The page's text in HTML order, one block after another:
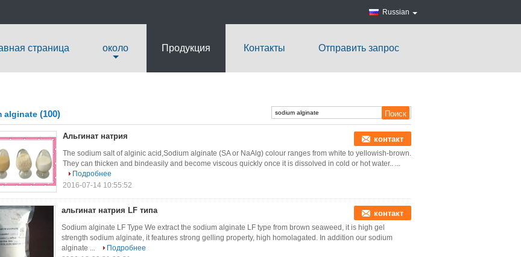
Russian
страница около Продукция Контакты Отправить запрос
alginate (100)
Альгинат натрия контакт
The sodium salt of alginic acid,Sodium alginate (SA or NaAlg) colour ranges from white to yellowish-brown.
They can thicken and bindeasily and become viscous quickly once it is dissolved in cold or hot water.. ...
Подробнее
2016-07-14 10:55:52
альгинат натрия LF типа контакт
Sodium alginate LF Type We extract the sodium alginate LF type from brown seaweed, it is high gel
strength sodium alginate, it features strong gelling property, high homolagated. In addition our sodium
alginate ...
Подробнее